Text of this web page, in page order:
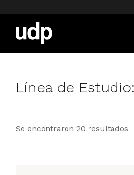
Línea de Estudio:
Se encontraron 20 resultados